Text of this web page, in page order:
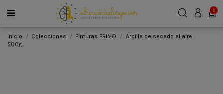
0
Inicio Colecciones Pinturas PRIMO
Arcilla de secado al aire
500g